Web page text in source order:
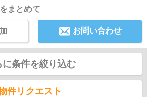
まとめて
お問い合わせ
に条件を絞り込む
件リクエスト